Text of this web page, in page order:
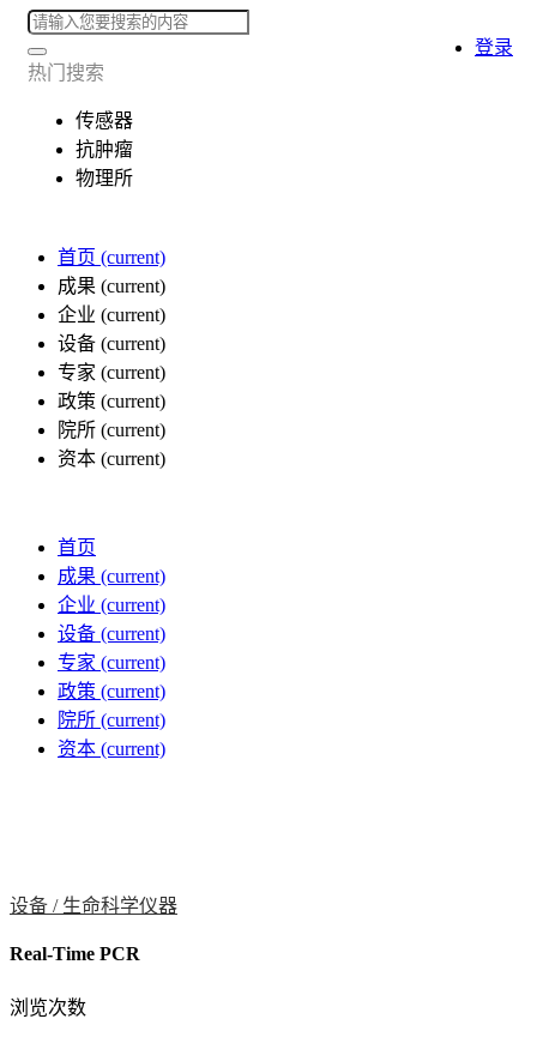
热门搜索
传感器
抗肿瘤
物理所
首页 (current)
成果 (current)
企业 (current)
设备 (current)
专家 (current)
政策 (current)
院所 (current)
资本 (current)
登录
首页
成果 (current)
企业 (current)
设备 (current)
专家 (current)
政策 (current)
院所 (current)
资本 (current)
设备 / 生命科学仪器
Real-Time PCR
浏览次数